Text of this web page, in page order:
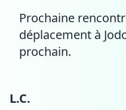
Prochaine
déplacement à
prochain.
L.C.